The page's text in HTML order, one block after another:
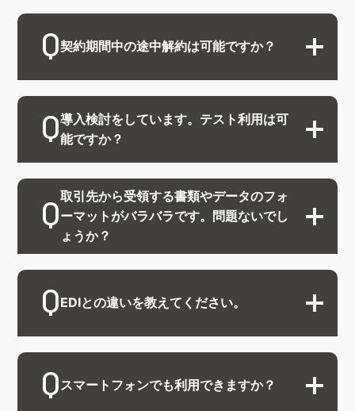
契約期間中の途中解約は可能ですか？
導入検討をしています。テスト利用は可
能ですか？
取引先から受領する書類やデータのフォ
ーマットがバラバラです。問題ないでし
ょうか？
EDIとの違いを教えてください。
スマートフォンでも利用できますか？